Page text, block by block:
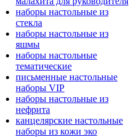
наборы настольные из
стекла
наборы настольные из
яшмы
наборы настольные
тематические
письменные настольные
наборы VIP
наборы настольные из
нефрита
канцелярские настольные
наборы из кожи эко